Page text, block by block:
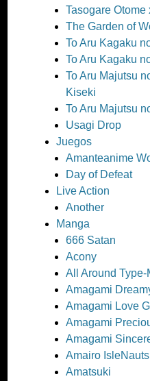
Tasogare Otome
The Garden of
To Aru Kagaku
To Aru Kagaku
To Aru Majutsu
Kiseki
To Aru Majutsu
Usagi Drop
Juegos
Amanteanime
Day of Defeat
Live Action
Another
Manga
666 Satan
Acony
All Around Type-
Amagami
Amagami Love
Amagami
Amagami
Amairo IsleNauts
Amatsuki